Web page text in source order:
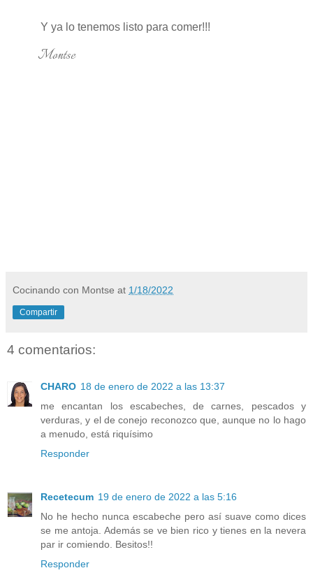
Y ya lo tenemos listo para comer!!!
Montse
Cocinando con Montse at 1/18/2022
Compartir
4 comentarios:
CHARO 18 de enero de 2022 a las 13:37
me encantan los escabeches, de carnes, pescados y
verduras, y el de conejo reconozco que, aunque no lo hago
a menudo, está riquísimo
Responder
Recetecum 19 de enero de 2022 a las 5:16
No he hecho nunca escabeche pero así suave como dices
se me antoja. Además se ve bien rico y tienes en la nevera
par ir comiendo. Besitos!!
Responder